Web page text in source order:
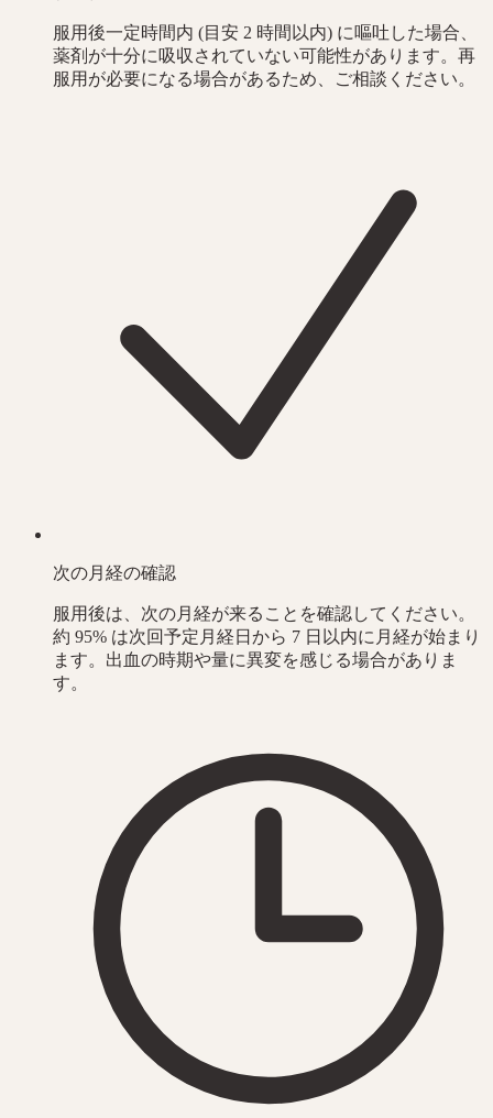
服用後一定時間内 (目安 2 時間以内) に嘔吐した場合、
薬剤が十分に吸収されていない可能性があります。再
服用が必要になる場合があるため、ご相談ください。
次の月経の確認
服用後は、次の月経が来ることを確認してください。
約 95% は次回予定月経日から 7 日以内に月経が始まり
ます。出血の時期や量に異変を感じる場合がありま
す。